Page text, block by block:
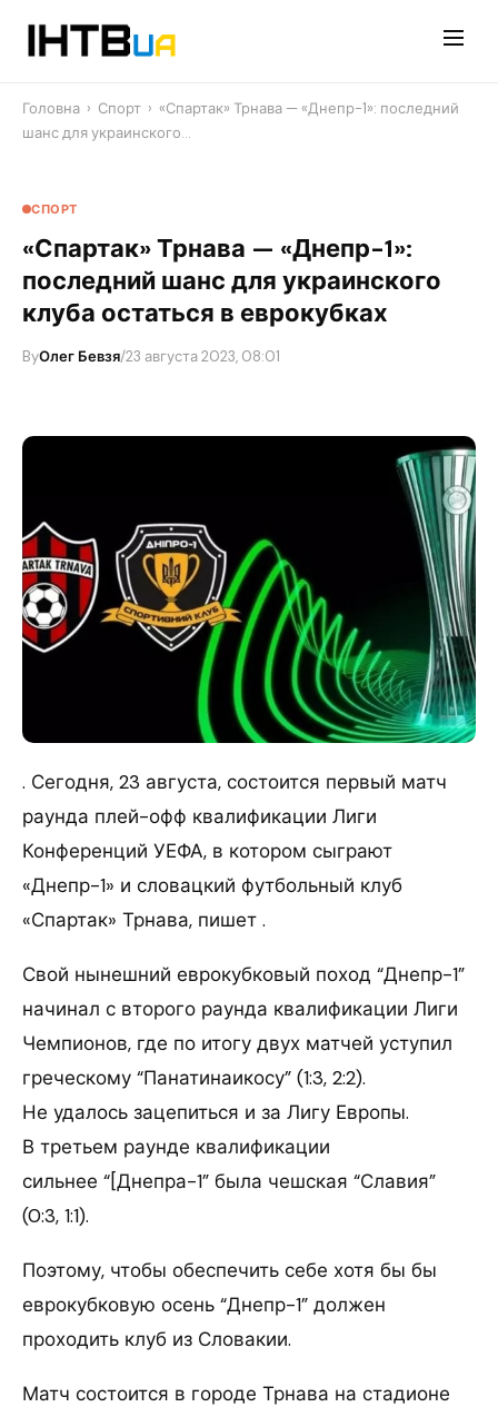
Головна › Спорт › «Спартак» Трнава — «Днепр-1»: последний
шанс для украинского…
СПОРТ
«Спартак» Трнава — «Днепр-1»:
последний шанс для украинского
клуба остаться в еврокубках
ByОлег Бевзя/23 августа 2023, 08:01
. Сегодня, 23 августа, состоится первый матч
раунда плей-офф квалификации Лиги
Конференций УЕФА, в котором сыграют
«Днепр-1» и словацкий футбольный клуб
«Спартак» Трнава, пишет .
Свой нынешний еврокубковый поход “Днепр-1”
начинал с второго раунда квалификации Лиги
Чемпионов, где по итогу двух матчей уступил
греческому “Панатинаикосу” (1:3, 2:2).
Не удалось зацепиться и за Лигу Европы.
В третьем раунде квалификации
сильнее “[Днепра-1” была чешская “Славия”
(0:3, 1:1).
Поэтому, чтобы обеспечить себе хотя бы бы
еврокубковую осень “Днепр-1” должен
проходить клуб из Словакии.
Матч состоится в городе Трнава на стадионе